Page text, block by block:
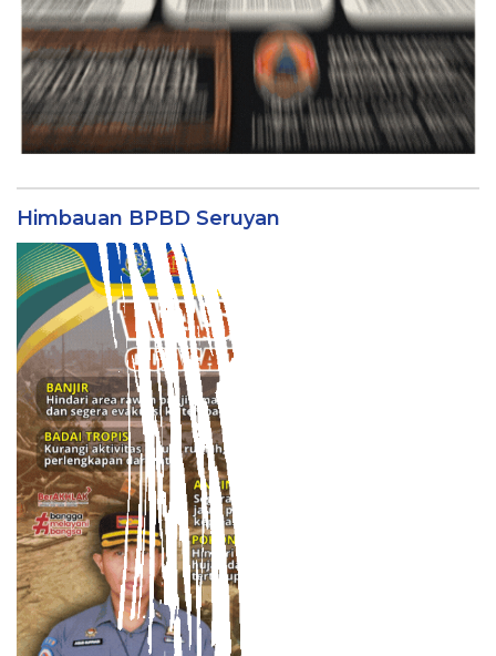
Himbauan BPBD Seruyan